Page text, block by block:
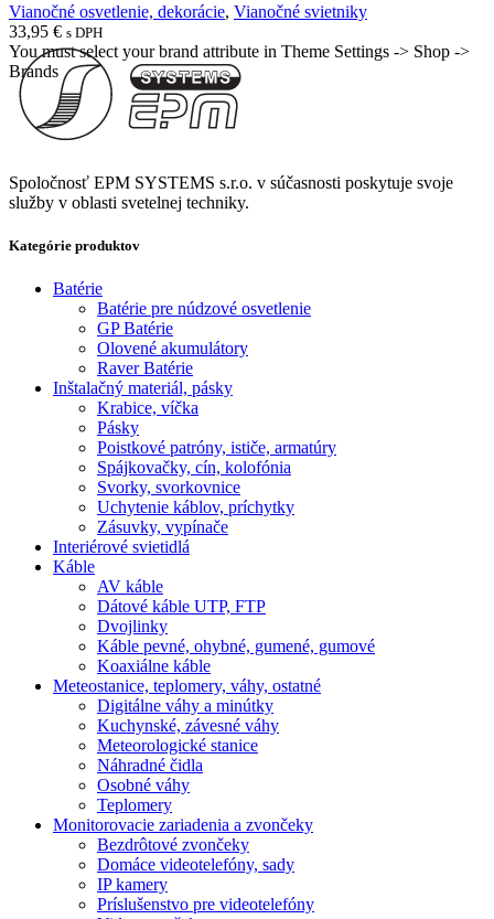
Vianočné osvetlenie, dekorácie, Vianočné svietniky
33,95 € s DPH
You must select your brand attribute in Theme Settings -> Shop ->
Brands
Spoločnosť EPM SYSTEMS s.r.o. v súčasnosti poskytuje svoje
služby v oblasti svetelnej techniky.
Kategórie produktov
Batérie
Batérie pre núdzové osvetlenie
GP Batérie
Olovené akumulátory
Raver Batérie
Inštalačný materiál, pásky
Krabice, víčka
Pásky
Poistkové patróny, ističe, armatúry
Spájkovačky, cín, kolofónia
Svorky, svorkovnice
Uchytenie káblov, príchytky
Zásuvky, vypínače
Interiérové svietidlá
Káble
AV káble
Dátové káble UTP, FTP
Dvojlinky
Káble pevné, ohybné, gumené, gumové
Koaxiálne káble
Meteostanice, teplomery, váhy, ostatné
Digitálne váhy a minútky
Kuchynské, závesné váhy
Meteorologické stanice
Náhradné čidla
Osobné váhy
Teplomery
Monitorovacie zariadenia a zvončeky
Bezdrôtové zvončeky
Domáce videotelefóny, sady
IP kamery
Príslušenstvo pre videotelefóny